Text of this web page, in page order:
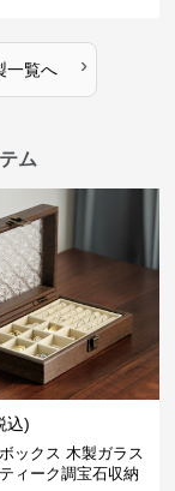
一覧へ ›
ム
込)
ックス 木製ガラス
ィーク調宝石収納